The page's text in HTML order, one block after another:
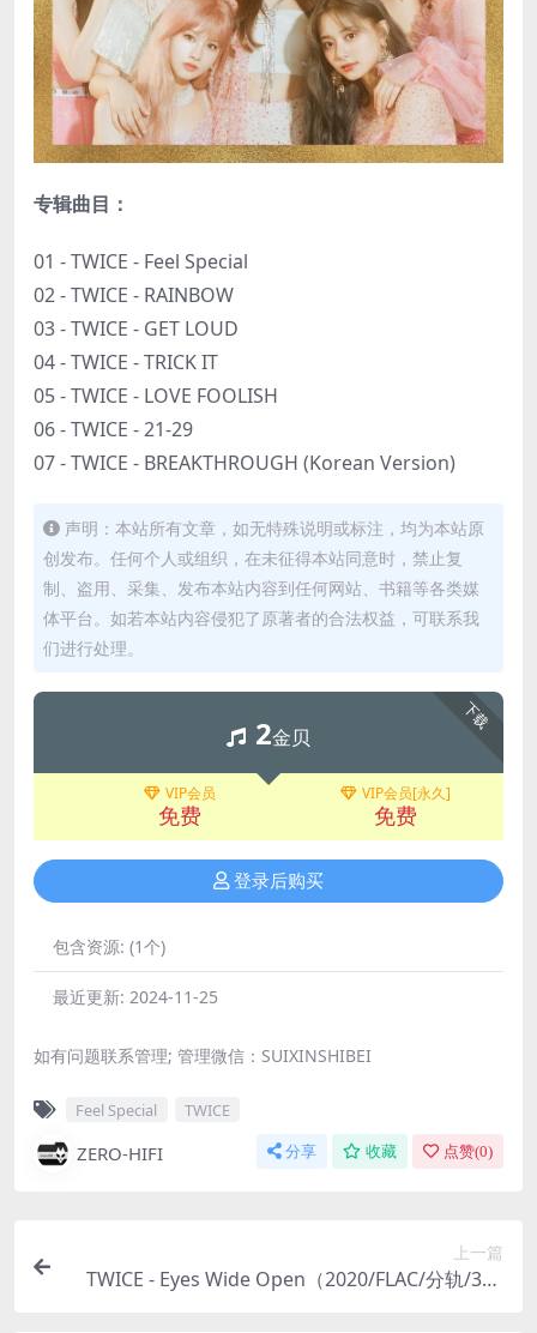
专辑曲目：
01 - TWICE - Feel Special
02 - TWICE - RAINBOW
03 - TWICE - GET LOUD
04 - TWICE - TRICK IT
05 - TWICE - LOVE FOOLISH
06 - TWICE - 21-29
07 - TWICE - BREAKTHROUGH (Korean Version)
声明：本站所有文章，如无特殊说明或标注，均为本站原
创发布。任何个人或组织，在未征得本站同意时，禁止复
制、盗用、采集、发布本站内容到任何网站、书籍等各类媒
体平台。如若本站内容侵犯了原著者的合法权益，可联系我
们进行处理。
下载
2金贝
VIP会员
免费
VIP会员[永久]
免费
登录后购买
包含资源: (1个)
最近更新: 2024-11-25
如有问题联系管理; 管理微信：SUIXINSHIBEI
Feel Special TWICE
ZERO-HIFI 分享 收藏 点赞(0)
上一篇
TWICE - Eyes Wide Open（2020/FLAC/分轨/318